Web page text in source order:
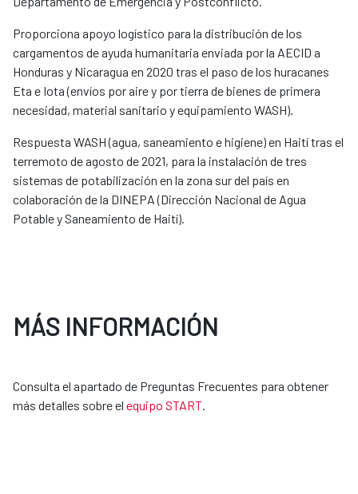
Proporciona apoyo logístico para la distribución de los
cargamentos de ayuda humanitaria enviada por la AECID a
Honduras y Nicaragua en 2020 tras el paso de los huracanes
Eta e Iota (envíos por aire y por tierra de bienes de primera
necesidad, material sanitario y equipamiento WASH).
Respuesta WASH (agua, saneamiento e higiene) en Haití tras el
terremoto de agosto de 2021, para la instalación de tres
sistemas de potabilización en la zona sur del país en
colaboración de la DINEPA (Dirección Nacional de Agua
Potable y Saneamiento de Haití).
MÁS INFORMACIÓN
Consulta el apartado de Preguntas Frecuentes para obtener
más detalles sobre el equipo START.